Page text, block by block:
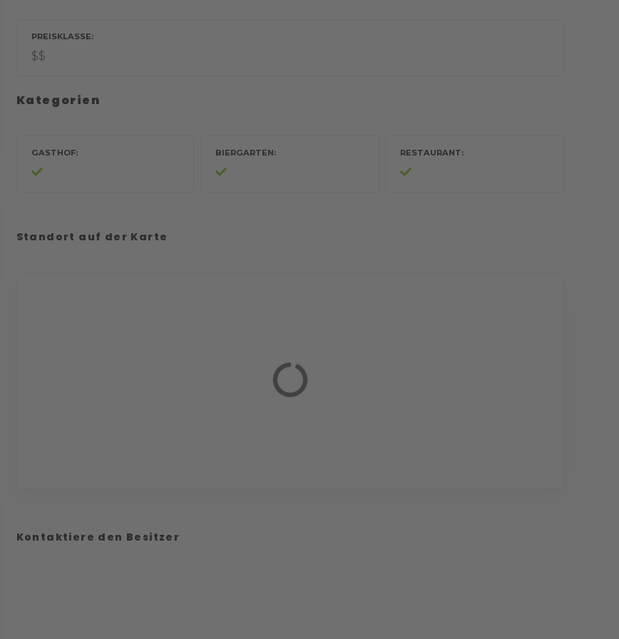
PREISKLASSE
$$
Kategorien
GASTHOF BIERGARTEN RESTAURANT
Standort auf der Karte
Kontaktiere den Besitzer